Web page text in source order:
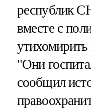
республик
вместе с
утихомирить
"Они
сообщил